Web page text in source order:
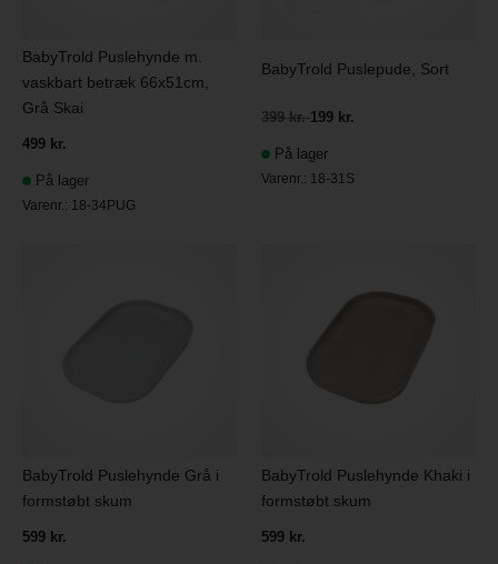
BabyTrold Puslehynde m.
vaskbart betræk 66x51cm,
Grå Skai
499 kr.
På lager
Varenr.: 18-34PUG
BabyTrold Puslepude, Sort
399 kr.199 kr.
På lager
Varenr.: 18-31S
BabyTrold Puslehynde Grå i
formstøbt skum
599 kr.
BabyTrold Puslehynde Khaki i
formstøbt skum
599 kr.